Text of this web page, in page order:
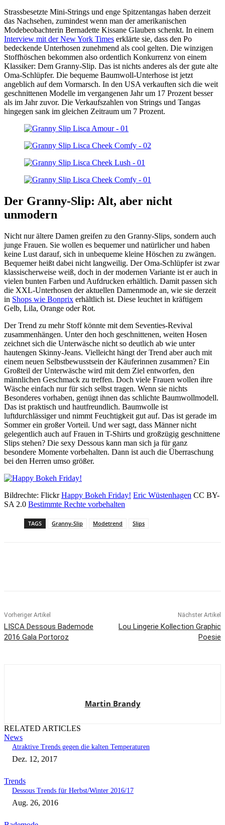
Strassbesetzte Mini-Strings und enge Spitzentangas haben derzeit
das Nachsehen, zumindest wenn man der amerikanischen
Modebeobachterin Bernadette Kissane Glauben schenkt. In einem
Interview mit der New York Times erklärte sie, dass den Po
bedeckende Unterhosen zunehmend als cool gelten. Die winzigen
Stoffhöschen bekommen also ordentlich Konkurrenz von einem
Klassiker: Dem Granny-Slip. Das ist nichts anderes als der gute alte
Oma-Schlüpfer. Die bequeme Baumwoll-Unterhose ist jetzt
angeblich auf dem Vormarsch. In den USA verkauften sich die weit
geschnittenen Modelle im vergangenen Jahr um 17 Prozent besser
als im Jahr zuvor. Die Verkaufszahlen von Strings und Tangas
hingegen sank im gleichen Zeitraum um 7 Prozent.
Der Granny-Slip: Alt, aber nicht
unmodern
Nicht nur ältere Damen greifen zu den Granny-Slips, sondern auch
junge Frauen. Sie wollen es bequemer und natürlicher und haben
keine Lust darauf, sich in unbequeme kleine Höschen zu zwängen.
Bequemer heißt dabei nicht langweilig. Der Oma-Schlüpfer ist zwar
klassischerweise weiß, doch in der modernen Variante ist er auch in
vielen bunten Farben und Aufdrucken erhältlich. Damit passen sich
die XXL-Unterhosen der aktuellen Damenmode an, wie sie derzeit
in Shops wie Bonprix erhältlich ist. Diese leuchtet in kräftigem
Gelb, Lila, Orange oder Rot.
Der Trend zu mehr Stoff könnte mit dem Seventies-Revival
zusammenhängen. Unter den hoch geschnittenen, weiten Hosen
zeichnet sich die Unterwäsche nicht so deutlich ab wie unter
hautengen Skinny-Jeans. Vielleicht hängt der Trend aber auch mit
einem neuen Selbstbewusstsein der Käuferinnen zusammen? Ein
Großteil der Unterwäsche wird mit dem Ziel entworfen, den
männlichen Geschmack zu treffen. Doch viele Frauen wollen ihre
Wäsche einfach nur für sich selbst tragen. Wenn sie nichts
Besonderes vorhaben, genügt ihnen das schlichte Baumwollmodell.
Das ist praktisch und hautfreundlich. Baumwolle ist
luftdurchlässiger und nimmt Feuchtigkeit gut auf. Das ist gerade im
Sommer ein großer Vorteil. Und wer sagt, dass Männer nicht
gelegentlich auch auf Frauen in T-Shirts und großzügig geschnittene
Slips stehen? Die sexy Dessous kann man sich ja für ganz
besondere Momente vorbehalten. Dann ist auch die Überraschung
bei den Herren umso größer.
Bildrechte: FlickrHappy Bokeh Friday! Eric Wüstenhagen CC BY-
SA 2.0 Bestimmte Rechte vorbehalten
TAGS Granny-Slip Modetrend Slips
Vorheriger Artikel
LISCA Dessous Bademode
2016 Gala Portoroz
Nächster Artikel
Lou Lingerie Kollection Graphic
Poesie
Martin Brandy
RELATED ARTICLES
News
Atraktive Trends gegen die kalten Temperaturen
Dez. 12, 2017
Trends
Dessous Trends für Herbst/Winter 2016/17
Aug. 26, 2016